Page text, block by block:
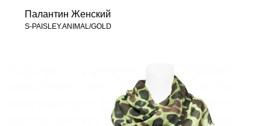
Палантин Женский
S-PAISLEY.ANIMAL/GOLD